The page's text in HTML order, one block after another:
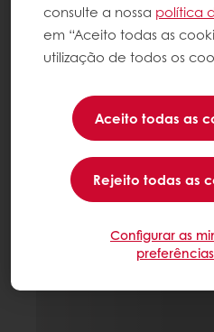
consulte a nossa política
em “Aceito todas as
utilização de todos os
Aceito todas as
Rejeito todas as
Configurar as
preferências